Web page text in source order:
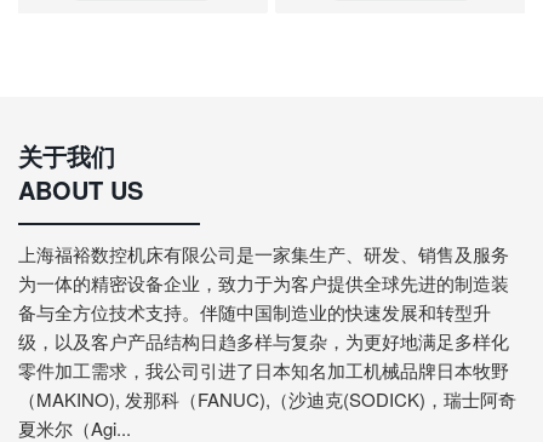
关于我们
ABOUT US
上海福裕数控机床有限公司是一家集生产、研发、销售及服务
为一体的精密设备企业，致力于为客户提供全球先进的制造装
备与全方位技术支持。伴随中国制造业的快速发展和转型升
级，以及客户产品结构日趋多样与复杂，为更好地满足多样化
零件加工需求，我公司引进了日本知名加工机械品牌日本牧野
（MAKINO), 发那科（FANUC),（沙迪克(SODICK)，瑞士阿奇
夏米尔（Agi...